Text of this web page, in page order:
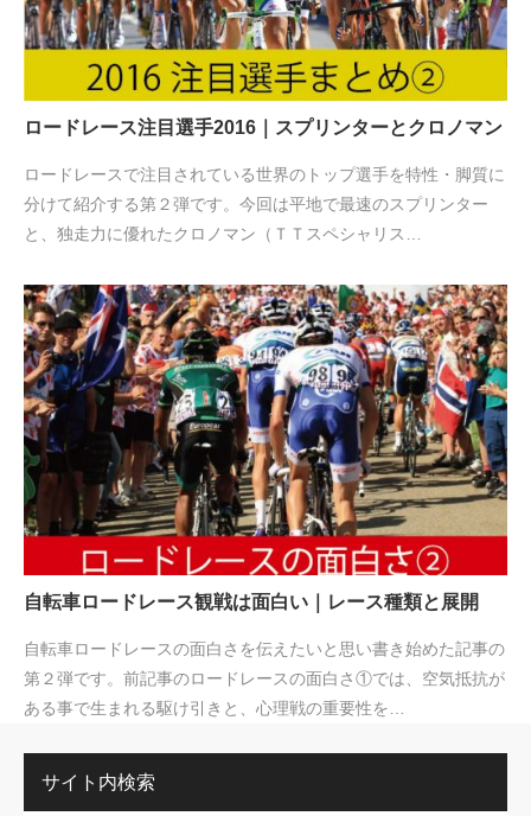
ロードレース注目選手2016｜スプリンターとクロノマン
ロードレースで注目されている世界のトップ選手を特性・脚質に
分けて紹介する第２弾です。今回は平地で最速のスプリンター
と、独走力に優れたクロノマン（ＴＴスペシャリス…
自転車ロードレース観戦は面白い｜レース種類と展開
自転車ロードレースの面白さを伝えたいと思い書き始めた記事の
第２弾です。前記事のロードレースの面白さ①では、空気抵抗が
ある事で生まれる駆け引きと、心理戦の重要性を…
サイト内検索